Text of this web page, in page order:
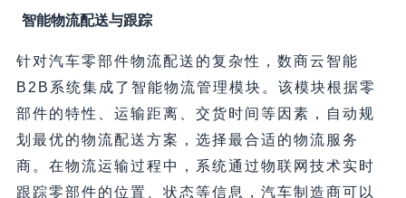
智能物流配送与跟踪
针对汽车零部件物流配送的复杂性，数商云智能
B2B系统集成了智能物流管理模块。该模块根据零
部件的特性、运输距离、交货时间等因素，自动规
划最优的物流配送方案，选择最合适的物流服务
商。在物流运输过程中，系统通过物联网技术实时
跟踪零部件的位置、状态等信息，汽车制造商可以